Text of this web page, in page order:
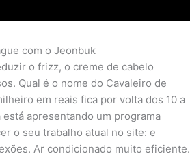
com o Jeonbuk
o frizz, o creme de cabelo
Qual é o nome do Cavaleiro de
em reais fica por volta dos 10 a
apresentando um programa
o seu trabalho atual no site: e
Ar condicionado muito eficiente.